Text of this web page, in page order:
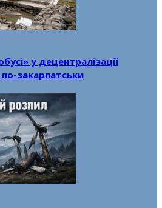
у децентралізації
закарпатськи